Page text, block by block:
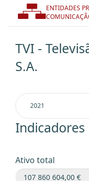
ENTIDADES
TVI -
S.A.
Indicadores
Ativo total